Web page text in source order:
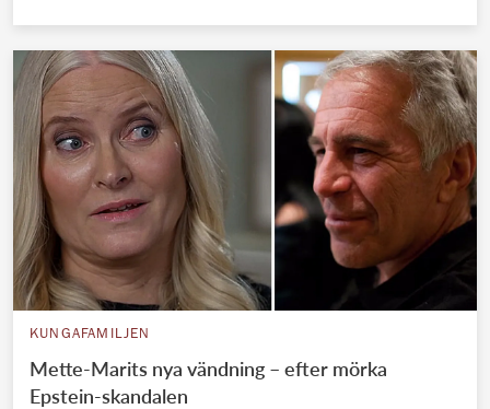
KUNGAFAMILJEN
Mette-Marits nya vändning – efter mörka
Epstein-skandalen